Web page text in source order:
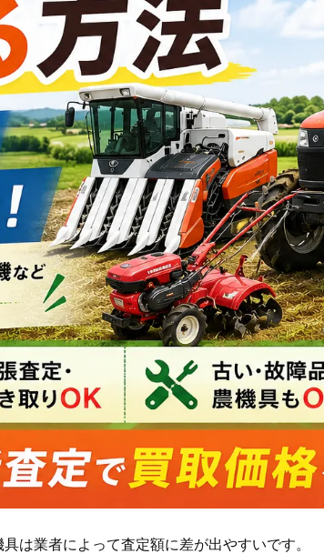
は業者によって査定額に差が出やすいです。